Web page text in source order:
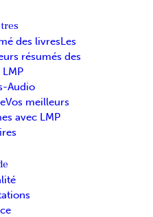
des livresLes
résumés des
Audio
Vos meilleurs
avec LMP